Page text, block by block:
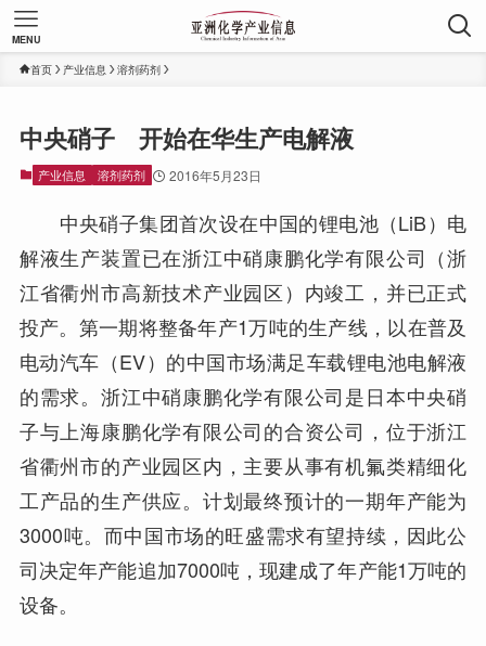
MENU
首页 产业信息 溶剂药剂
中央硝子 开始在华生产电解液
产业信息 溶剂药剂 2016年5月23日
中央硝子集团首次设在中国的锂电池（LiB）电
解液生产装置已在浙江中硝康鹏化学有限公司（浙
江省衢州市高新技术产业园区）内竣工，并已正式
投产。第一期将整备年产1万吨的生产线，以在普及
电动汽车（EV）的中国市场满足车载锂电池电解液
的需求。浙江中硝康鹏化学有限公司是日本中央硝
子与上海康鹏化学有限公司的合资公司，位于浙江
省衢州市的产业园区内，主要从事有机氟类精细化
工产品的生产供应。计划最终预计的一期年产能为
3000吨。而中国市场的旺盛需求有望持续，因此公
司决定年产能追加7000吨，现建成了年产能1万吨的
设备。